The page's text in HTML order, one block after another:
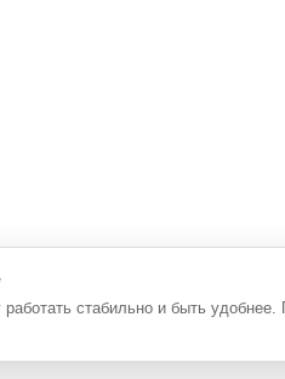
стабильно и быть